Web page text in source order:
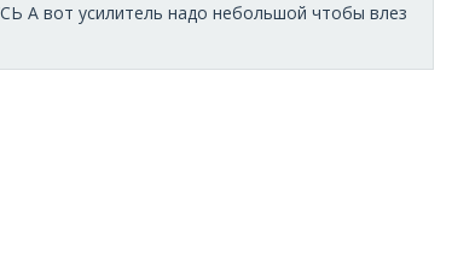
А вот усилитель надо небольшой чтобы влез